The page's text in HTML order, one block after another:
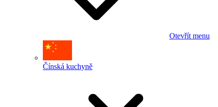
Otevřít menu
Čínská kuchyně